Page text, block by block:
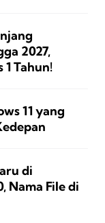
2027,
1 Tahun!
11 yang
di
Nama File di